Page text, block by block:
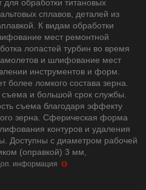
для обработки титановых
сплавов, деталей из
К видам обработки
мест ремонтной
лопастей турбин во время
и шлифование мест
инструментов и форм.
ломкого состава зерна.
и большой срок службы.
съема благодаря эффекту
зерна. Сферическая форма
контуров и удаления
Доступны с диаметром рабочей
(оправкой) 3 мм,
информация